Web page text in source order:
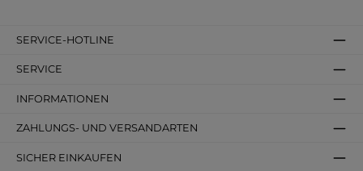
SERVICE-HOTLINE
SERVICE
INFORMATIONEN
ZAHLUNGS- UND VERSANDARTEN
SICHER EINKAUFEN